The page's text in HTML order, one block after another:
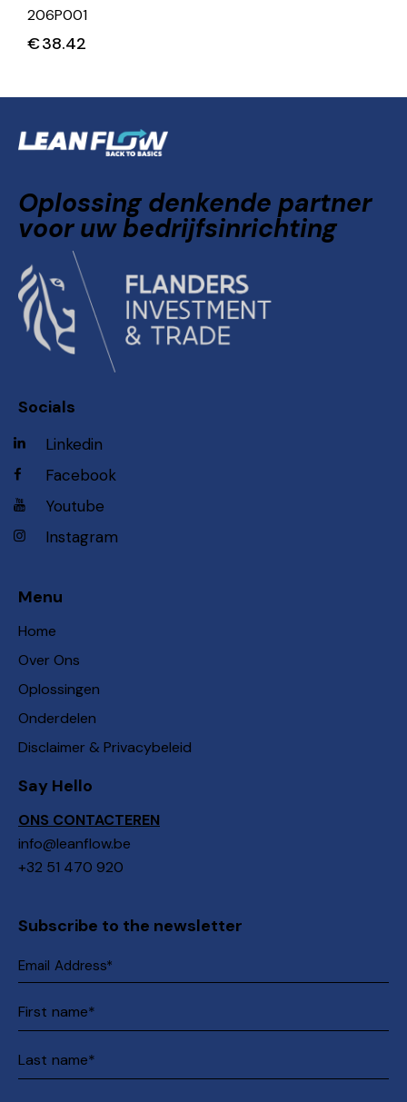
206P001
€38.42
Oplossing denkende partner
voor uw bedrijfsinrichting
Socials
Linkedin
Facebook
Youtube
Instagram
Menu
Home
Over Ons
Oplossingen
Onderdelen
Disclaimer & Privacybeleid
Say Hello
ONS CONTACTEREN
info@leanflow.be
+32 51 470 920
Subscribe to the newsletter